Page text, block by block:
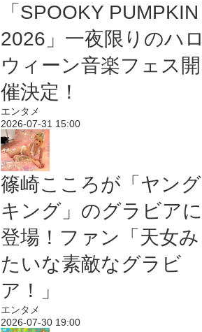
「SPOOKY PUMPKIN
2026」一夜限りのハロ
ウィーン音楽フェス開
催決定！
エンタメ
2026-07-31 15:00
篠崎こころが「ヤング
キング」のグラビアに
登場！ファン「天女み
たいな素敵なグラビ
ア！」
エンタメ
2026-07-30 19:00